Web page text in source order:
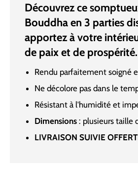
Découvrez ce
Bouddha en 3 parties
apportez à votre
de paix et de prospérité.
Rendu parfaitement soigné
Ne décolore pas dans le
Résistant à l'humidité et
Dimensions : plusieurs taille
LIVRAISON SUIVIE